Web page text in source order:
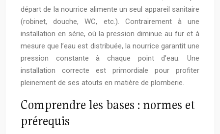
départ de la nourrice alimente un seul appareil sanitaire
(robinet, douche, WC, etc.). Contrairement à une
installation en série, où la pression diminue au fur et à
mesure que l’eau est distribuée, la nourrice garantit une
pression constante à chaque point d’eau. Une
installation correcte est primordiale pour profiter
pleinement de ses atouts en matière de plomberie.
Comprendre les bases : normes et
prérequis